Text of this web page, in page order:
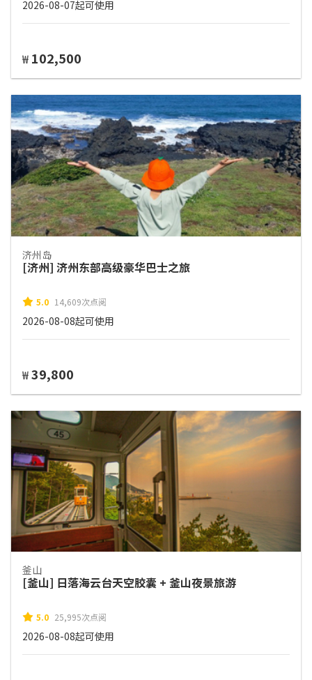
2026-08-07起可使用
₩ 102,500
济州岛
[济州] 济州东部高级豪华巴士之旅
5.0 14,609次点阅
2026-08-08起可使用
₩39,800
釜山
[釜山] 日落海云台天空胶囊 + 釜山夜景旅游
5.0 25,995次点阅
2026-08-08起可使用